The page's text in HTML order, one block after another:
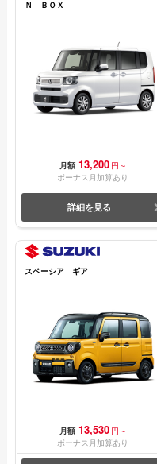
Ｎ ＢＯＸ
月額 13,200 円～
ボーナス月加算あり
詳細を見る
スペーシア ギア
月額 13,530 円～
ボーナス月加算あり